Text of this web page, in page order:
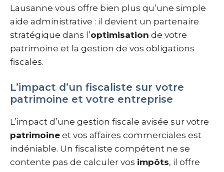
Lausanne vous offre bien plus qu’une simple
aide administrative : il devient un partenaire
stratégique dans l’optimisation de votre
patrimoine et la gestion de vos obligations
fiscales.
L’impact d’un fiscaliste sur votre
patrimoine et votre entreprise
L’impact d’une gestion fiscale avisée sur votre
patrimoine et vos affaires commerciales est
indéniable. Un fiscaliste compétent ne se
contente pas de calculer vos impôts, il offre